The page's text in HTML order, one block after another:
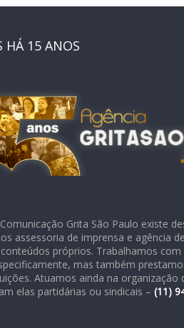
HÁ 15 ANOS
Grita São Paulo existe
assessoria de imprensa e agência
próprios. Trabalhamos
mas também
Atuamos ainda na organização
elas partidárias ou sindicais – (11)